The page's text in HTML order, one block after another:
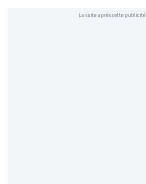
La suite après cette publicité